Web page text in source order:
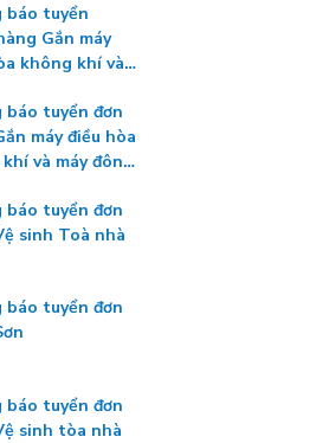
báo tuyển
Gắn máy
không khí và
báo tuyển đơn
máy điều hòa
và máy đông
báo tuyển đơn
sinh Toà nhà
báo tuyển đơn
báo tuyển đơn
sinh tòa nhà